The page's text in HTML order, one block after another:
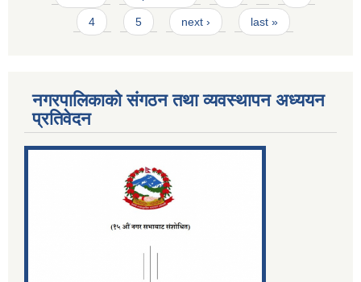
4 5 next › last »
नगरपालिकाको संगठन तथा व्यवस्थापन अध्ययन
प्रतिवेदन